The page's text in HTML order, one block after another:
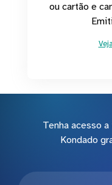
ou cartão e
Tenha acesso
Kondado